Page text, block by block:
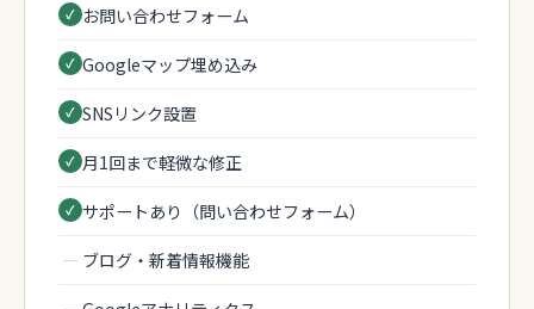
お問い合わせフォーム
Googleマップ埋め込み
SNSリンク設置
月1回まで軽微な修正
サポートあり（問い合わせフォーム）
— ブログ・新着情報機能